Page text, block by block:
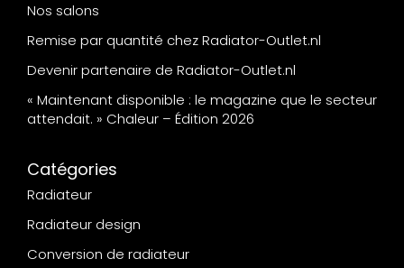
Nos salons
Remise par quantité chez Radiator-Outlet.nl
Devenir partenaire de Radiator-Outlet.nl
« Maintenant disponible : le magazine que le secteur
attendait. » Chaleur – Édition 2026
Catégories
Radiateur
Radiateur design
Conversion de radiateur